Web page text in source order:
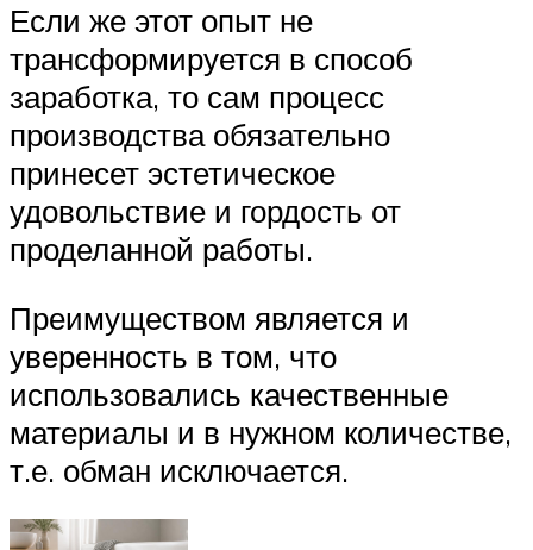
Если же этот опыт не
трансформируется в способ
заработка, то сам процесс
производства обязательно
принесет эстетическое
удовольствие и гордость от
проделанной работы.
Преимуществом является и
уверенность в том, что
использовались качественные
материалы и в нужном количестве,
т.е. обман исключается.